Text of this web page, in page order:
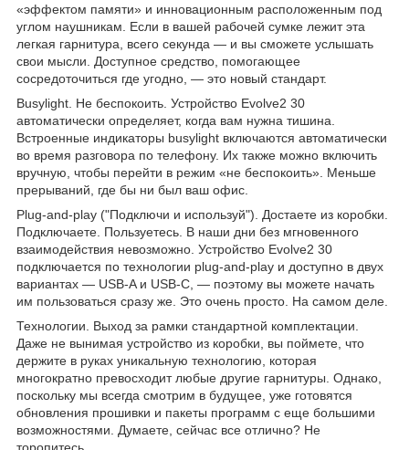
«эффектом памяти» и инновационным расположенным под
углом наушникам. Если в вашей рабочей сумке лежит эта
легкая гарнитура, всего секунда — и вы сможете услышать
свои мысли. Доступное средство, помогающее
сосредоточиться где угодно, — это новый стандарт.
Busylight. Не беспокоить. Устройство Evolve2 30
автоматически определяет, когда вам нужна тишина.
Встроенные индикаторы busylight включаются автоматически
во время разговора по телефону. Их также можно включить
вручную, чтобы перейти в режим «не беспокоить». Меньше
прерываний, где бы ни был ваш офис.
Plug-and-play ("Подключи и используй"). Достаете из коробки.
Подключаете. Пользуетесь. В наши дни без мгновенного
взаимодействия невозможно. Устройство Evolve2 30
подключается по технологии plug-and-play и доступно в двух
вариантах — USB-A и USB-C, — поэтому вы можете начать
им пользоваться сразу же. Это очень просто. На самом деле.
Технологии. Выход за рамки стандартной комплектации.
Даже не вынимая устройство из коробки, вы поймете, что
держите в руках уникальную технологию, которая
многократно превосходит любые другие гарнитуры. Однако,
поскольку мы всегда смотрим в будущее, уже готовятся
обновления прошивки и пакеты программ с еще большими
возможностями. Думаете, сейчас все отлично? Не
торопитесь…